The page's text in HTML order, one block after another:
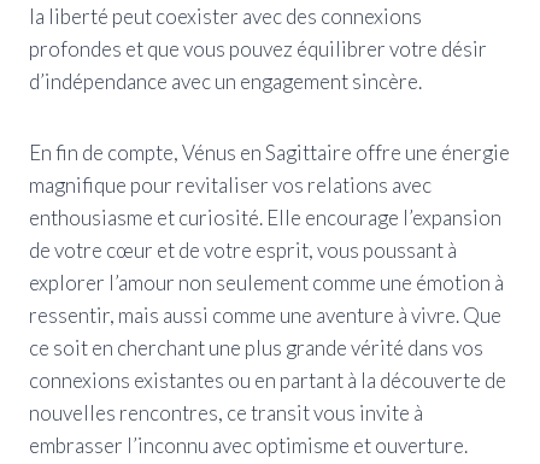
la liberté peut coexister avec des connexions
profondes et que vous pouvez équilibrer votre désir
d’indépendance avec un engagement sincère.
En fin de compte, Vénus en Sagittaire offre une énergie
magnifique pour revitaliser vos relations avec
enthousiasme et curiosité. Elle encourage l’expansion
de votre cœur et de votre esprit, vous poussant à
explorer l’amour non seulement comme une émotion à
ressentir, mais aussi comme une aventure à vivre. Que
ce soit en cherchant une plus grande vérité dans vos
connexions existantes ou en partant à la découverte de
nouvelles rencontres, ce transit vous invite à
embrasser l’inconnu avec optimisme et ouverture.